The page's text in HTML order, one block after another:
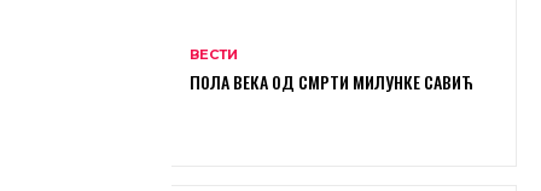
ВЕСТИ
ПОЛА ВЕКА ОД СМРТИ МИЛУНКЕ САВИЋ